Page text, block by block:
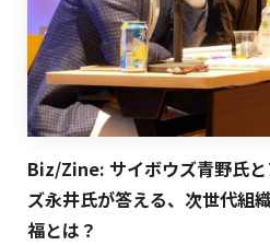
Biz/Zine: サイボウズ青野氏と
ズ永井氏が答える、次世代組
福とは？